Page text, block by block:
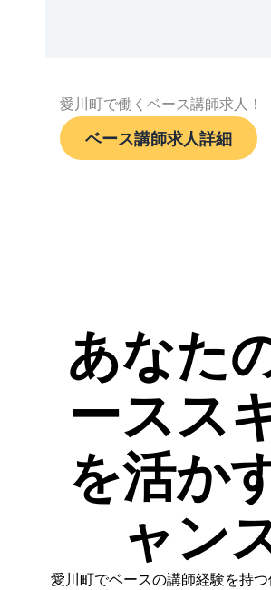
愛川町で働くベース講師求人！
ベース講師求人詳細
あなた
ースス
を活か
ャン
愛川町でベースの講師経験を持